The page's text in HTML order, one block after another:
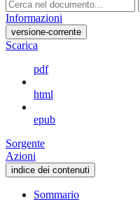
Informazioni
versione-corrente
Scarica
pdf
html
epub
Sorgente
Azioni
indice dei contenuti
Sommario